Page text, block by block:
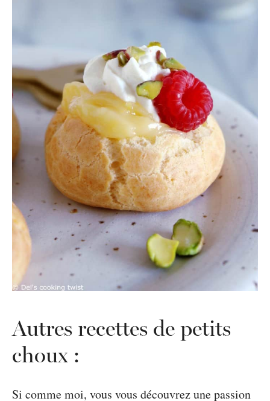
Autres recettes de petits
choux :
Si comme moi, vous vous découvrez une passion